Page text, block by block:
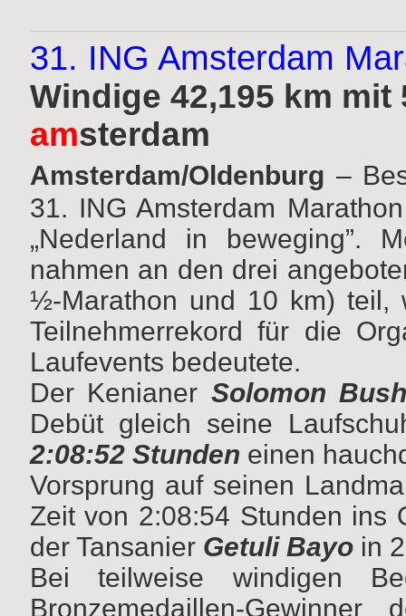
31. ING Amsterdam
Windige 42,195 km mit
amsterdam
Amsterdam/Oldenburg –
31. ING Amsterdam
„Nederland in beweging”.
nahmen an den drei
½-Marathon und 10 km) teil,
Teilnehmerrekord für die
Laufevents bedeutete.
Der Kenianer Solomon
Debüt gleich seine
2:08:52 Stunden einen
Vorsprung auf seinen
Zeit von 2:08:54 Stunden ins
der Tansanier Getuli Bayoin
Bei teilweise windigen
Bronzemedaillen-